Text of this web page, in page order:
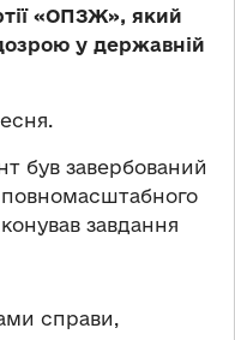
«ОПЗЖ», який
у державній
був завербований
завдання
справи,